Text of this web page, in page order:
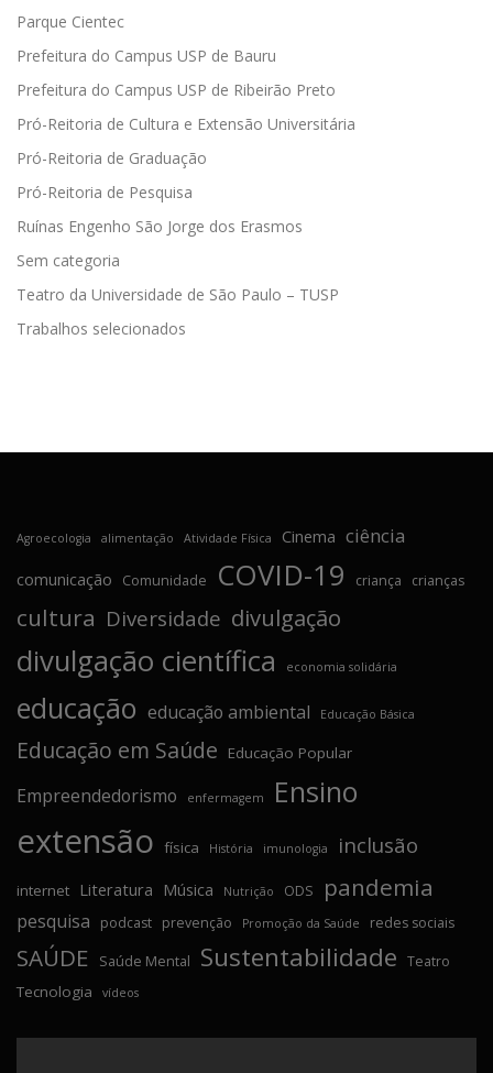
Parque Cientec
Prefeitura do Campus USP de Bauru
Prefeitura do Campus USP de Ribeirão Preto
Pró-Reitoria de Cultura e Extensão Universitária
Pró-Reitoria de Graduação
Pró-Reitoria de Pesquisa
Ruínas Engenho São Jorge dos Erasmos
Sem categoria
Teatro da Universidade de São Paulo – TUSP
Trabalhos selecionados
Agroecologia alimentação Atividade Física Cinema ciência
comunicação Comunidade COVID-19 criança crianças
cultura Diversidade divulgação
divulgação científica economia solidária
educação educação ambiental Educação Básica
Educação em Saúde Educação Popular
Empreendedorismo enfermagem Ensino
extensão física História imunologia inclusão
internet Literatura Música Nutrição ODS pandemia
pesquisa podcast prevenção Promoção da Saúde redes sociais
SAÚDE Saúde Mental Sustentabilidade Teatro
Tecnologia vídeos